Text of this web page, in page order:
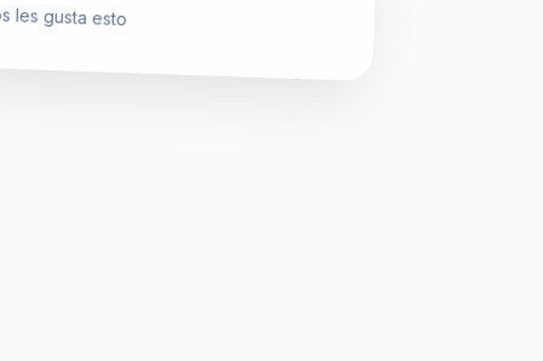
les gusta esto